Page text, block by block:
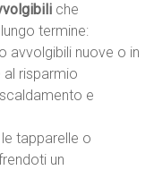
che
termine:
avvolgibili nuove o in
risparmio
e
tapparelle o
un